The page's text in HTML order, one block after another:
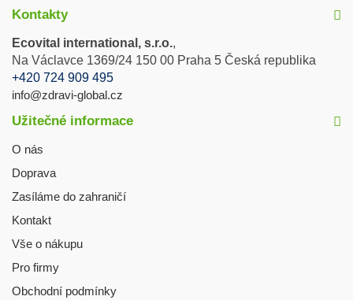
Kontakty
Ecovital international, s.r.o.,
Na Václavce 1369/24 150 00 Praha 5 Česká republika
+420 724 909 495
info@zdravi-global.cz
Užitečné informace
O nás
Doprava
Zasíláme do zahraničí
Kontakt
Vše o nákupu
Pro firmy
Obchodní podmínky